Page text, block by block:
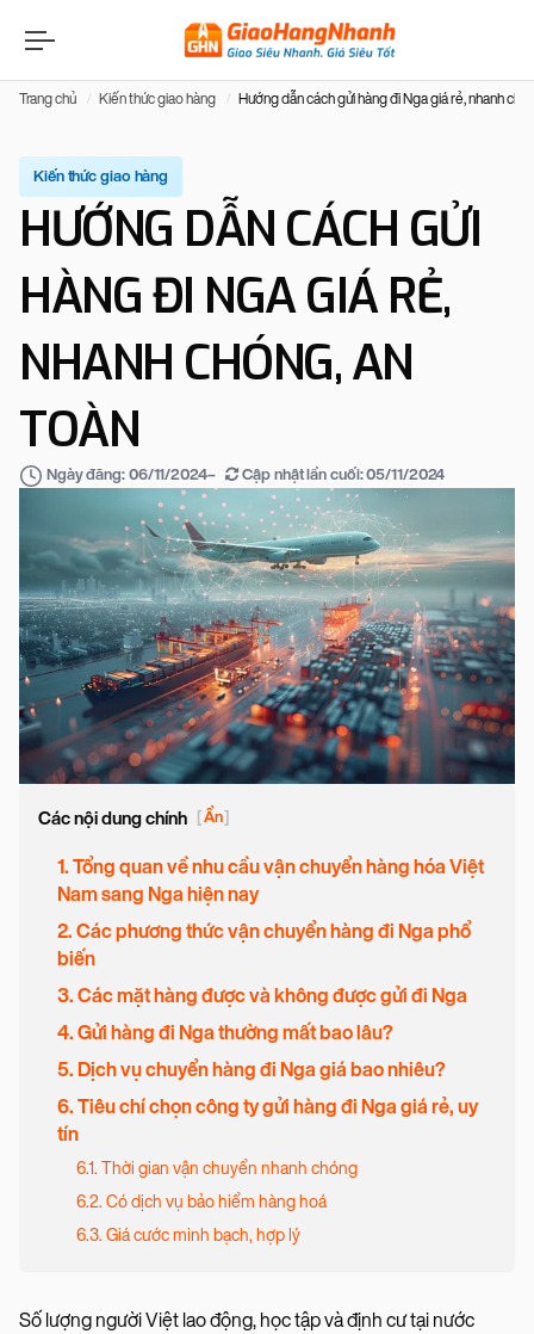
Trang chủ Kiến thức giao hàng Hướng dẫn cách gửi hàng đi Nga giá rẻ, nhanh
Kiến thức giao hàng
HƯỚNG DẪN CÁCH GỬI
HÀNG ĐI NGA GIÁ RẺ,
NHANH CHÓNG, AN
TOÀN
Ngày đăng: 06/11/2024– Cập nhật lần cuối:05/11/2024
Các nội dung chính [Ẩn]
1. Tổng quan về nhu cầu vận chuyển hàng hóa Việt
Nam sang Nga hiện nay
2. Các phương thức vận chuyển hàng đi Nga phổ
biến
3. Các mặt hàng được và không được gửi đi Nga
4. Gửi hàng đi Nga thường mất bao lâu?
5. Dịch vụ chuyển hàng đi Nga giá bao nhiêu?
6. Tiêu chí chọn công ty gửi hàng đi Nga giá rẻ, uy
tín
6.1. Thời gian vận chuyển nhanh chóng
6.2. Có dịch vụ bảo hiểm hàng hoá
6.3. Giá cước minh bạch, hợp lý
Số lượng người Việt lao động, học tập và định cư tại nước